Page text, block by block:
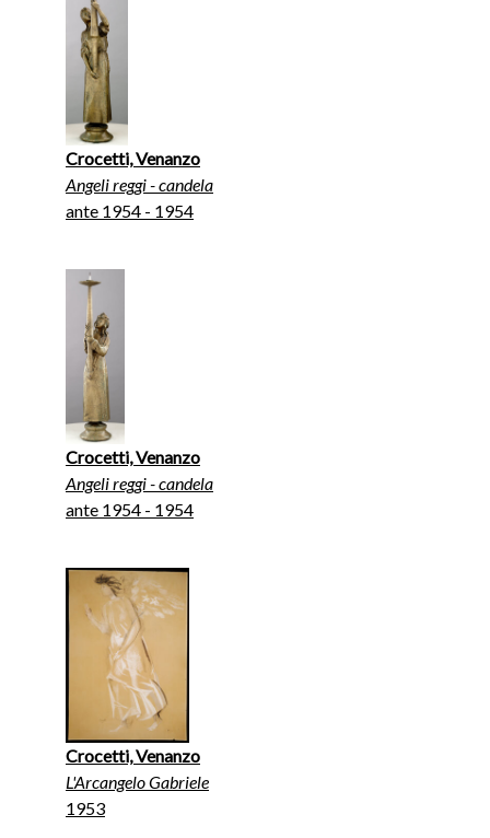
Crocetti, Venanzo
Angeli reggi - candela
ante 1954 - 1954
Crocetti, Venanzo
Angeli reggi - candela
ante 1954 - 1954
Crocetti, Venanzo
L'Arcangelo Gabriele
1953